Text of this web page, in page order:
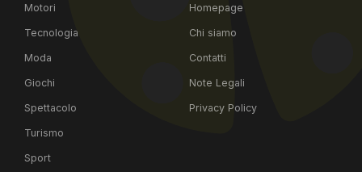
Motori
Tecnologia
Moda
Giochi
Spettacolo
Turismo
Sport
Homepage
Chi siamo
Contatti
Note Legali
Privacy Policy